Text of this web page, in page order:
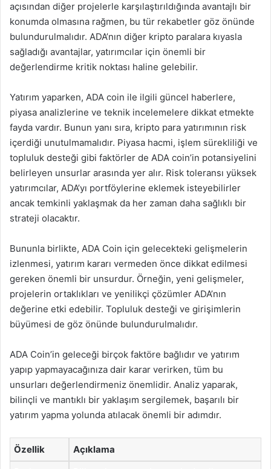
açısından diğer projelerle karşılaştırıldığında avantajlı bir
konumda olmasına rağmen, bu tür rekabetler göz önünde
bulundurulmalıdır. ADA’nın diğer kripto paralara kıyasla
sağladığı avantajlar, yatırımcılar için önemli bir
değerlendirme kritik noktası haline gelebilir.
Yatırım yaparken, ADA coin ile ilgili güncel haberlere,
piyasa analizlerine ve teknik incelemelere dikkat etmekte
fayda vardır. Bunun yanı sıra, kripto para yatırımının risk
içerdiği unutulmamalıdır. Piyasa hacmi, işlem sürekliliği ve
topluluk desteği gibi faktörler de ADA coin’in potansiyelini
belirleyen unsurlar arasında yer alır. Risk toleransı yüksek
yatırımcılar, ADA’yı portföylerine eklemek isteyebilirler
ancak temkinli yaklaşmak da her zaman daha sağlıklı bir
strateji olacaktır.
Bununla birlikte, ADA Coin için gelecekteki gelişmelerin
izlenmesi, yatırım kararı vermeden önce dikkat edilmesi
gereken önemli bir unsurdur. Örneğin, yeni gelişmeler,
projelerin ortaklıkları ve yenilikçi çözümler ADA’nın
değerine etki edebilir. Topluluk desteği ve girişimlerin
büyümesi de göz önünde bulundurulmalıdır.
ADA Coin’in geleceği birçok faktöre bağlıdır ve yatırım
yapıp yapmayacağınıza dair karar verirken, tüm bu
unsurları değerlendirmeniz önemlidir. Analiz yaparak,
bilinçli ve mantıklı bir yaklaşım sergilemek, başarılı bir
yatırım yapma yolunda atılacak önemli bir adımdır.
Özellik Açıklama